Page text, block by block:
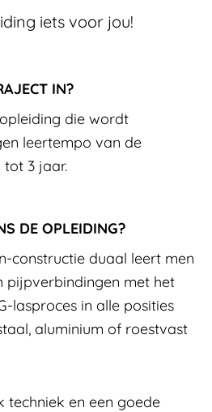
iets voor jou!
DE OPLEIDING
IN?
die wordt
leertempo van de
3 jaar.
DE OPLEIDING?
constructie duaal leert men
pijpverbindingen met het
lasproces in alle posities
aluminium of roestvast
techniek en een goede